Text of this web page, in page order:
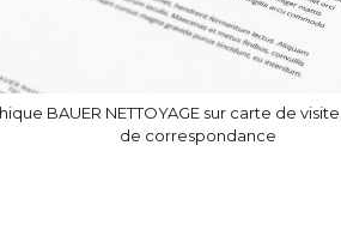
BAUER NETTOYAGE sur carte de
de correspondance